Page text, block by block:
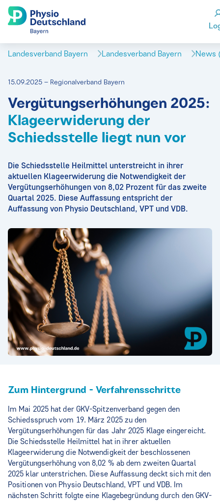
Landesverband Bayern Landesverband Bayern News
15.09.2025 – Regionalverband Bayern
Vergütungserhöhungen 2025:
Klageerwiderung der
Schiedsstelle liegt nun vor
Die Schiedsstelle Heilmittel unterstreicht in ihrer
aktuellen Klageerwiderung die Notwendigkeit der
Vergütungserhöhungen von 8,02 Prozent für das zweite
Quartal 2025. Diese Auffassung entspricht der
Auffassung von Physio Deutschland, VPT und VDB.
Zum Hintergrund - Verfahrensschritte
Im Mai 2025 hat der GKV-Spitzenverband gegen den
Schiedsspruch vom 19. März 2025 zu den
Vergütungserhöhungen für das Jahr 2025 Klage eingereicht.
Die Schiedsstelle Heilmittel hat in ihrer aktuellen
Klageerwiderung die Notwendigkeit der beschlossenen
Vergütungserhöhung von 8,02 % ab dem zweiten Quartal
2025 klar unterstrichen. Diese Auffassung deckt sich mit den
Positionen von Physio Deutschland, VPT und VDB. Im
nächsten Schritt folgte eine Klagebegründung durch den GKV-